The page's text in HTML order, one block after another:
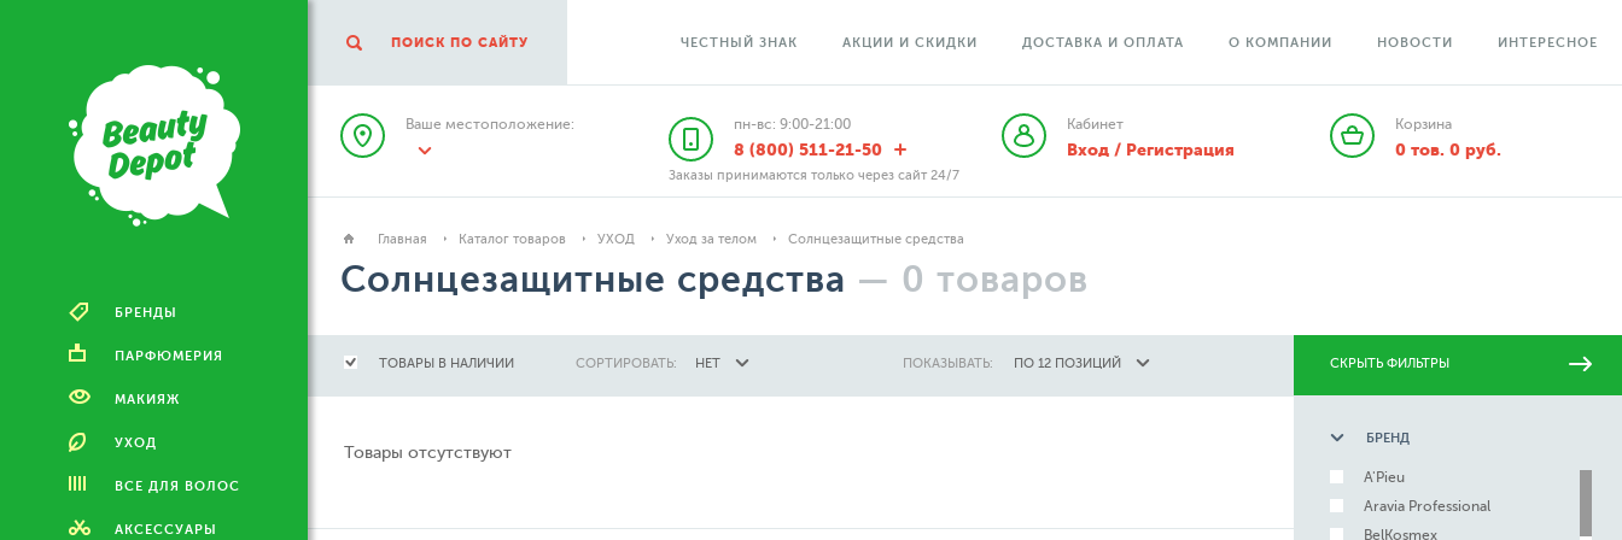
БРЕНДЫ
ПАРФЮМЕРИЯ
МАКИЯЖ
УХОД
ВСЕ ДЛЯ ВОЛОС
АКСЕССУАРЫ
ПОИСК ПО САЙТУ ЧЕСТНЫЙ ЗНАК АКЦИИ И СКИДКИ ДОСТАВКА И ОПЛАТА О КОМПАНИИ НОВОСТИ ИНТЕРЕСНОЕ
Ваше местоположение: пн-вс: 9:00-21:00
8 (800) 511-21-50
Заказы принимаются только через сайт 24/7
Кабинет
Вход / Регистрация
Корзина
0 тов. 0руб.
Главная Каталог товаров УХОД Уход за телом Солнцезащитные средства
Солнцезащитные средства — 0 товаров
ТОВАРЫ В НАЛИЧИИ СОРТИРОВАТЬ: НЕТ ПОКАЗЫВАТЬ: ПО 12 ПОЗИЦИЙ СКРЫТЬ ФИЛЬТРЫ
Товары отсутствуют
БРЕНД
A'Pieu
Aravia Professional
BelKosmex